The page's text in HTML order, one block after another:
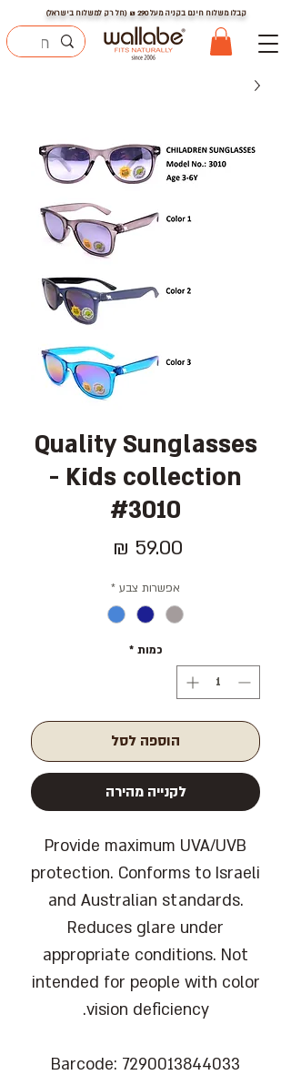
קבלו משלוח חינם בקניה מעל290₪ (חל רק למשלוח בישראל)
Quality Sunglasses
- Kids collection
#3010
אפשרות צבע *
כמות *
הוספה לסל
לקנייה מהירה
Provide maximum UVA/UVB
protection. Conforms to Israeli
and Australian standards.
Reduces glare under
appropriate conditions. Not
intended for people with color
vision deficiency.
Barcode: 7290013844033